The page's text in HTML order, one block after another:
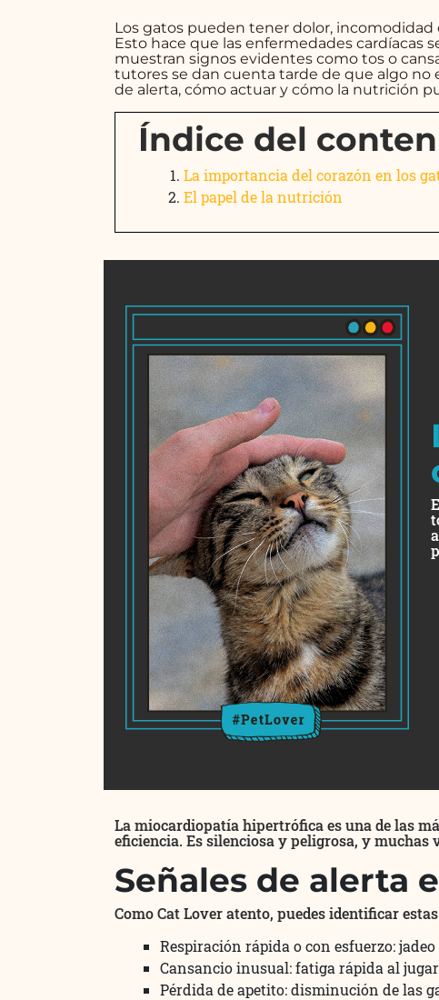
Los gatos pueden tener dolor,
Esto hace que las enfermedades cardíacas
muestran signos evidentes como tos o
tutores se dan cuenta tarde de que algo no
de alerta, cómo actuar y cómo la nutrición
Índice del
La importancia del corazón en los
El papel de la nutrición
La miocardiopatía hipertrófica es una de las
eficiencia. Es silenciosa y peligrosa, y muchas
Señales de alerta
Como Cat Lover atento, puedes identificar
Respiración rápida o con esfuerzo:
Cansancio inusual: fatiga rápida al
Pérdida de apetito: disminución de las